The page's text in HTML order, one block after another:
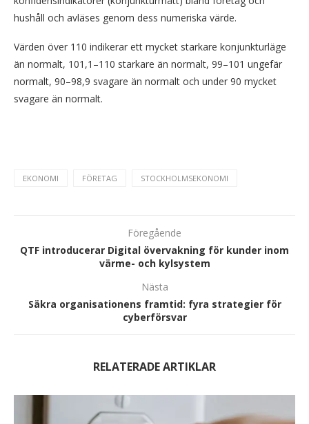
hushåll och avläses genom dess numeriska värde.
Värden över 110 indikerar ett mycket starkare konjunkturläge
än normalt, 101,1–110 starkare än normalt, 99–101 ungefär
normalt, 90–98,9 svagare än normalt och under 90 mycket
svagare än normalt.
EKONOMI FÖRETAG STOCKHOLMSEKONOMI
Föregående
QTF introducerar Digital övervakning för kunder inom
värme- och kylsystem
Nästa
Säkra organisationens framtid: fyra strategier för
cyberförsvar
RELATERADE ARTIKLAR